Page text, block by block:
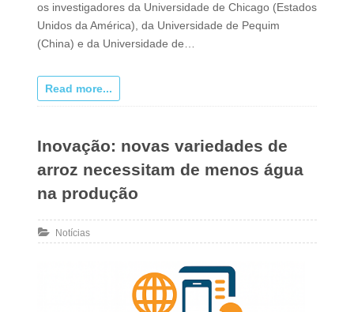
os investigadores da Universidade de Chicago (Estados
Unidos da América), da Universidade de Pequim
(China) e da Universidade de…
Read more...
Inovação: novas variedades de
arroz necessitam de menos água
na produção
Notícias